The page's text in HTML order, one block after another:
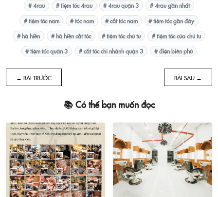
# 4rau # tiệm tóc 4rau # 4rau quận 3
# 4rau gần nhất
# tiệm tóc nam
# tóc nam # cắt tóc nam
# tiệm tóc gần đây
# hà hiền
# hà hiền cắt tóc # tiệm tóc chú tư
# tiệm tóc của chú tư
# tiệm tóc quận 3
# cắt tóc chi nhánh quận 3 # điện biên phủ
← BÀI TRƯỚC BÀI SAU →
📚 Có thể bạn muốn đọc